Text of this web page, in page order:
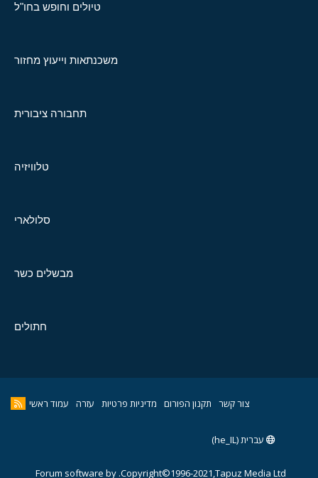
טיולים וחופש בחו"ל
משכנתאות וייעוץ מחזור
תחבורה ציבורית
טלוויזיה
סלולארי
מבשלים כשר
חתולים
צור קשר תקנון הפורום מדיניות פרטיות עזרה עמוד ראשי
עברית (he_IL)
Copyright©1996-2021,Tapuz Media Ltd.
Forum software by